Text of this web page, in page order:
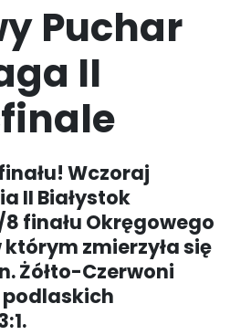
Puchar
II
Wczoraj
II Białystok
8 finału Okręgowego
którym zmierzyła się
Żółto-Czerwoni